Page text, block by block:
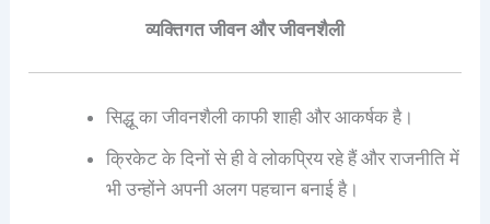
व्यक्तिगत जीवन और जीवनशैली
सिद्धू का जीवनशैली काफी शाही और आकर्षक है।
क्रिकेट के दिनों से ही वे लोकप्रिय रहे हैं और राजनीति में
भी उन्होंने अपनी अलग पहचान बनाई है।